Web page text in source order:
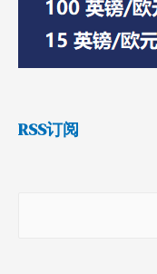
RSS订阅